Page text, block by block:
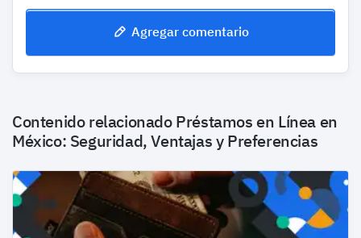
Agregar comentario
Contenido relacionadoPréstamos en Línea en
México: Seguridad, Ventajas y Preferencias